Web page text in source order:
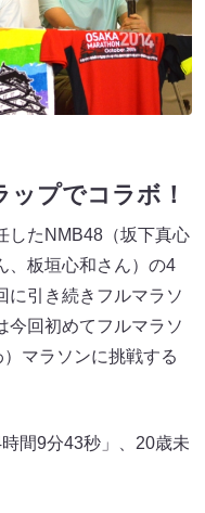
プでコラボ！
したNMB48（坂下真心
、板垣心和さん）の4
に引き続きフルマラソ
今回初めてフルマラソ
マラソンに挑戦する
間9分43秒」、20歳未